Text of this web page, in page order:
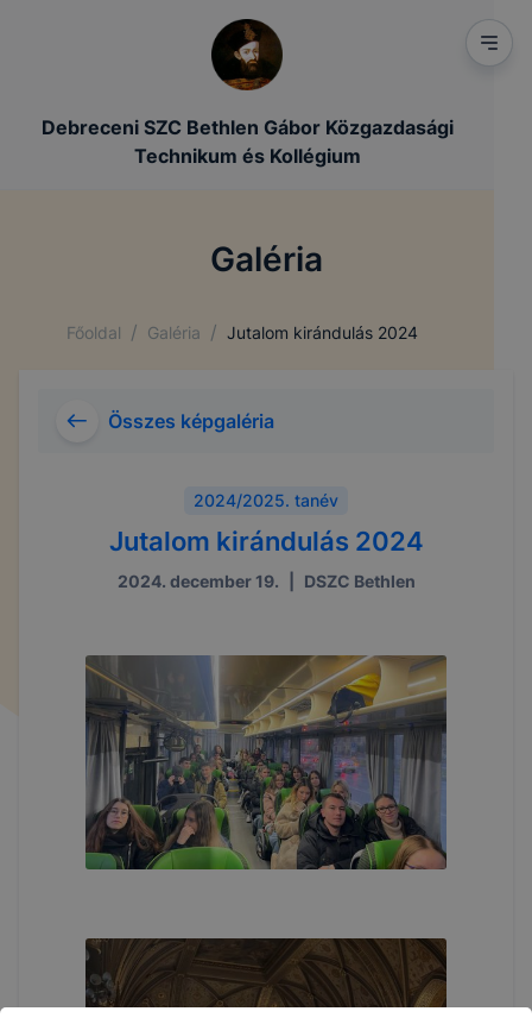
Debreceni SZC Bethlen Gábor Közgazdasági
Technikum és Kollégium
Galéria
Főoldal / Galéria / Jutalom kirándulás 2024
Összes képgaléria
2024/2025. tanév
Jutalom kirándulás 2024
2024. december 19. DSZC Bethlen